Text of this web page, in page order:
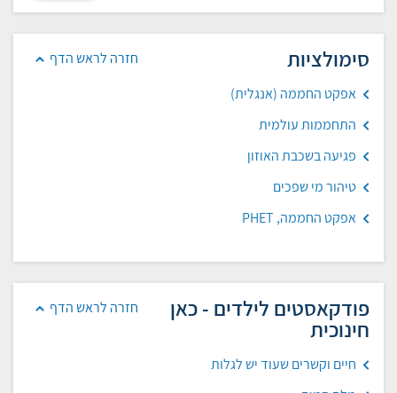
חזרה לראש הדף סימולציות
אפקט החממה (אנגלית)
התחממות עולמית
פגיעה בשכבת האוזון
טיהור מי שפכים
אפקט החממה, PHET
חזרה לראש הדף פודקאסטים לילדים - כאן
חינוכית
חיים וקשרים שעוד יש לגלות